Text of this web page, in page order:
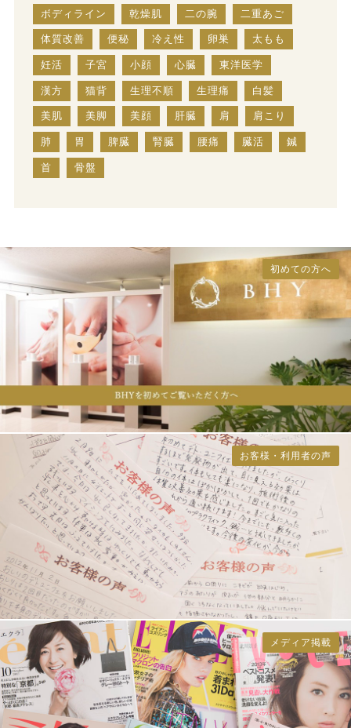
ボディライン 乾燥肌 二の腕 二重あご
体質改善 便秘 冷え性 卵巣 太もも
妊活 子宮 小顔 心臓 東洋医学
漢方 猫背 生理不順 生理痛 白髪
美肌 美脚 美顔 肝臓 肩 肩こり
肺 胃 脾臓 腎臓 腰痛 臓活 鍼
首 骨盤
初めての方へ
お客様・利用者の声
メディア掲載